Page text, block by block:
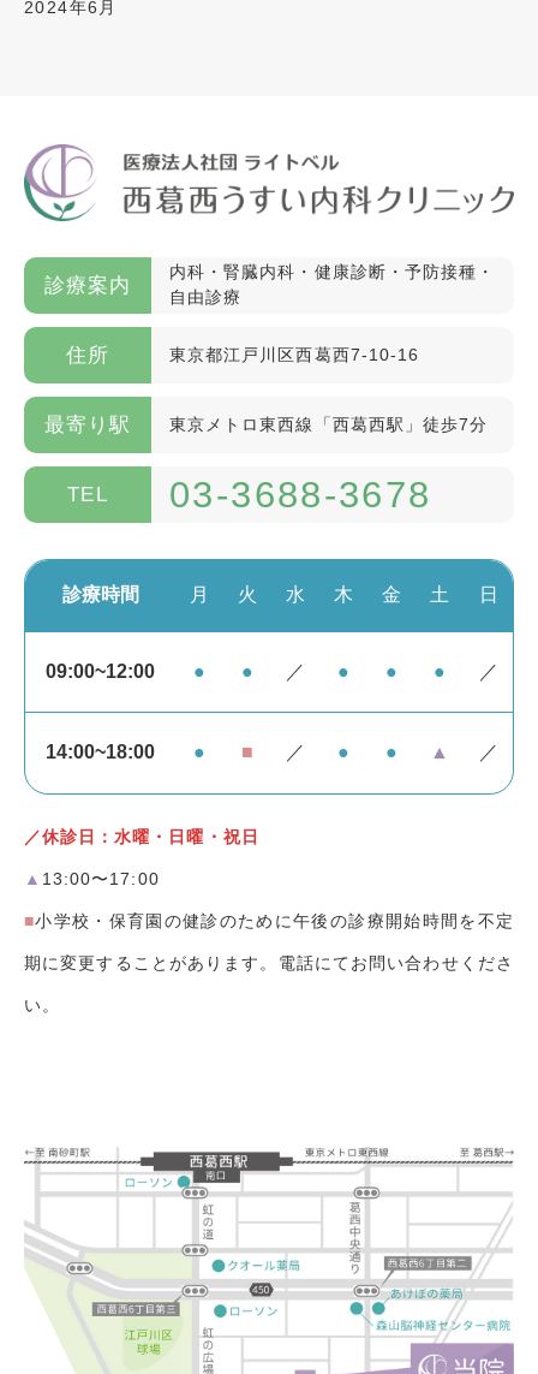
2024年6月
診療案内
内科・腎臓内科・健康診断・予防接種・
自由診療
住所 東京都江戸川区西葛西7-10-16
最寄り駅 東京メトロ東西線「西葛西駅」徒歩7分
TEL 03-3688-3678
診療時間 月 火 水 木 金 土 日
09:00~12:00 ● ● ／ ● ● ● ／
14:00~18:00 ● ■ ／ ● ● ▲ ／
／休診日：水曜・日曜・祝日
▲ 13:00〜17:00
■小学校・保育園の健診のために午後の診療開始時間を不定
期に変更することがあります。電話にてお問い合わせくださ
い。